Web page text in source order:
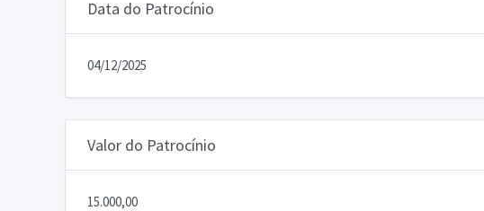
Data do Patrocínio
04/12/2025
Valor do Patrocínio
15.000,00